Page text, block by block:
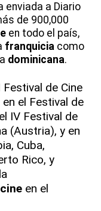
enviada a Diario
de 900,000
en todo el país,
franquicia como
dominicana.
de Cine
el Festival de
IV Festival de
(Austria), y en
Cuba,
Rico, y
cine en el